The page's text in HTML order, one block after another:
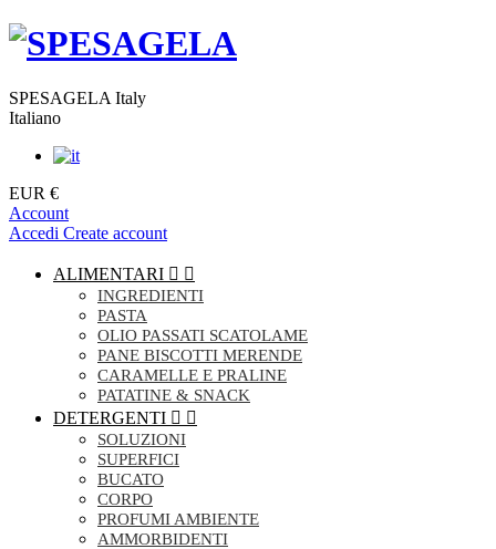
SPESAGELA Italy
Italiano
EUR €
Account
Accedi Create account
ALIMENTARI  
INGREDIENTI
PASTA
OLIO PASSATI SCATOLAME
PANE BISCOTTI MERENDE
CARAMELLE E PRALINE
PATATINE & SNACK
DETERGENTI  
SOLUZIONI
SUPERFICI
BUCATO
CORPO
PROFUMI AMBIENTE
AMMORBIDENTI